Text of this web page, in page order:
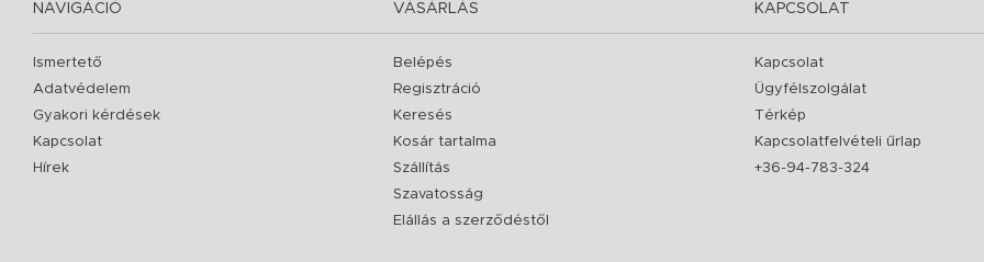
NAVIGÁCIÓ
Ismertető
Adatvédelem
Gyakori kérdések
Kapcsolat
Hírek
VÁSÁRLÁS
Belépés
Regisztráció
Keresés
Kosár tartalma
Szállítás
Szavatosság
Elállás a szerződéstől
KAPCSOLAT
Kapcsolat
Ügyfélszolgálat
Térkép
Kapcsolatfelvételi űrlap
+36-94-783-324